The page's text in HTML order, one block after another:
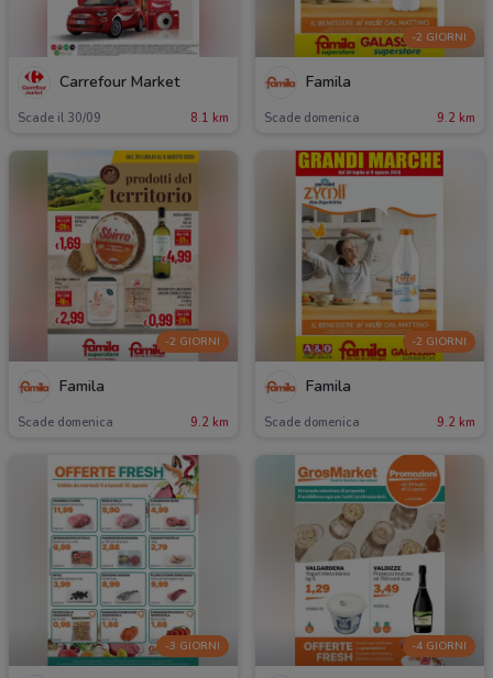
Carrefour Market
Scade il 30/09 8.1 km
-2 GIORNI
Famila
Scade domenica 9.2 km
-2 GIORNI
Famila
Scade domenica 9.2 km
-2 GIORNI
Famila
Scade domenica 9.2 km
-3 GIORNI -4 GIORNI